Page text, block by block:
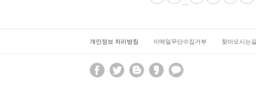
개인정보 처리방침 이메일무단수집거부 찾아오시는길